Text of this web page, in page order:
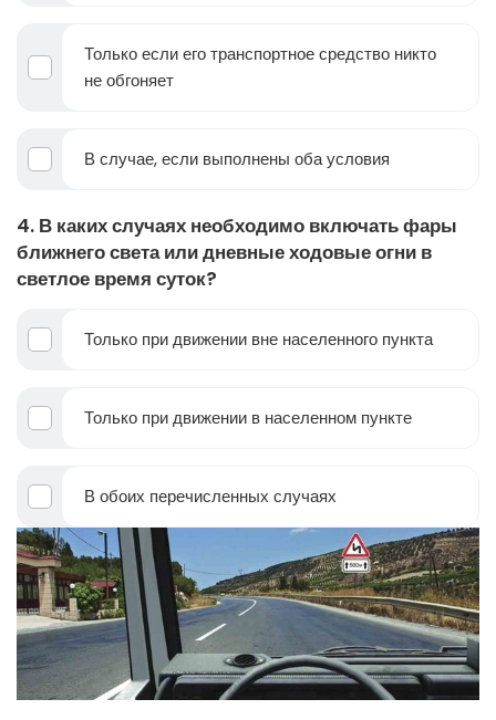
Только если его транспортное средство никто
не обгоняет
В случае, если выполнены оба условия
4. В каких случаях необходимо включать фары
ближнего света или дневные ходовые огни в
светлое время суток?
Только при движении вне населенного пункта
Только при движении в населенном пункте
В обоих перечисленных случаях